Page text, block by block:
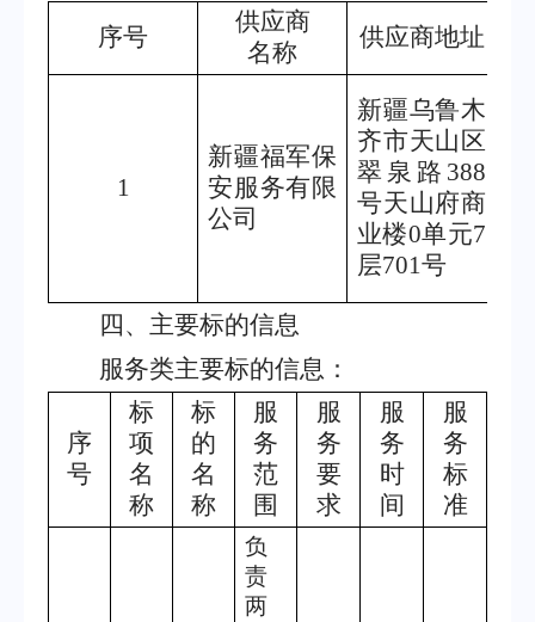
序号
供应商
名称
供应商地址
1
新疆福军保
安服务有限
公司
新疆乌鲁木
齐市天山区
翠泉路 388
号天山府商
业楼0单元7
层701号
四、主要标的信息
服务类主要标的信息：
序
号
标
项
名
称
标
的
名
称
服
务
范
围
服
务
要
求
服
务
时
间
服
务
标
准
负
责
两